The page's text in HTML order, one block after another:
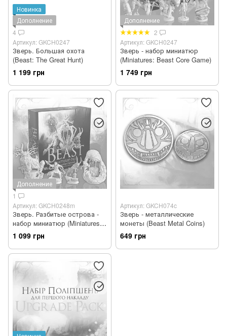
Новинка
Дополнение
4
Артикул: GKCH0247
Зверь. Большая охота
(Beast: The Great Hunt)
1 199 грн
Дополнение
2
Артикул: GKCH0247
Зверь - набор миниатюр
(Miniatures: Beast Core Game)
1 749 грн
Дополнение
1
Артикул: GKCH0248m
Зверь. Разбитые острова -
набор миниатюр (Miniatures:
Shattered Isles)
1 099 грн
Артикул: GKCH074c
Зверь - металлические
монеты (Beast Metal Coins)
649 грн